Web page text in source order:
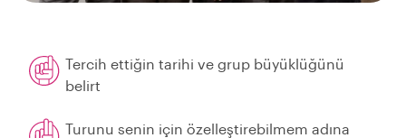
Tercih ettiğin tarihi ve grup büyüklüğünü
belirt
Turunu senin için özelleştirebilmem adına